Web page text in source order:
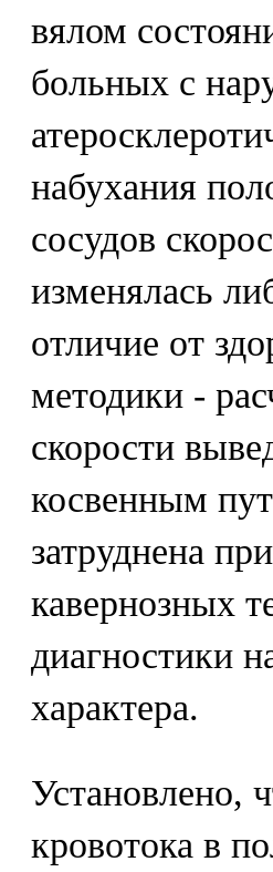
вялом
больных с
набухания
сосудов
изменялась
отличие от
методики -
скорости
косвенным
затруднена
кавернозных
диагностики
характера.
Установлено,
кровотока в